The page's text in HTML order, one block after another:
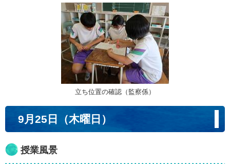
立ち位置の確認（監察係）
9月25日（木曜日）
授業風景